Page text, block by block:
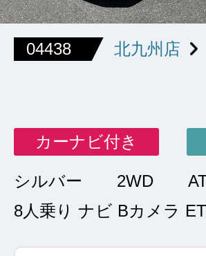
04438 北九州店
カーナビ付き
シルバー 2WD
8人乗り ナビ Bカメラ